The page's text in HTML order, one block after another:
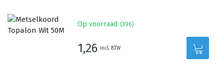
Op voorraad (396)
1,26 incl. BTW